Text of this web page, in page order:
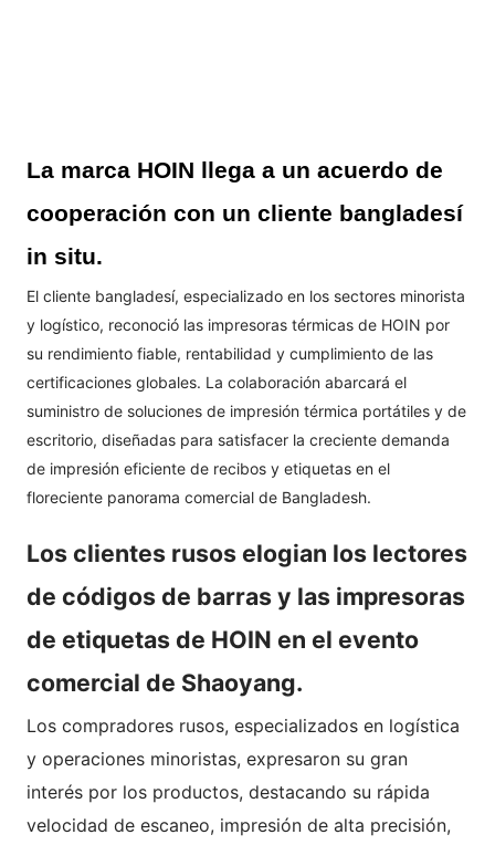
La marca HOIN llega a un acuerdo de
cooperación con un cliente bangladesí
in situ.
El cliente bangladesí, especializado en los sectores minorista
y logístico, reconoció las impresoras térmicas de HOIN por
su rendimiento fiable, rentabilidad y cumplimiento de las
certificaciones globales. La colaboración abarcará el
suministro de soluciones de impresión térmica portátiles y de
escritorio, diseñadas para satisfacer la creciente demanda
de impresión eficiente de recibos y etiquetas en el
floreciente panorama comercial de Bangladesh.
Los clientes rusos elogian los lectores
de códigos de barras y las impresoras
de etiquetas de HOIN en el evento
comercial de Shaoyang.
Los compradores rusos, especializados en logística
y operaciones minoristas, expresaron su gran
interés por los productos, destacando su rápida
velocidad de escaneo, impresión de alta precisión,